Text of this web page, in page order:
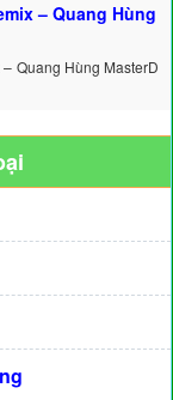
– Quang Hùng
Quang Hùng MasterD